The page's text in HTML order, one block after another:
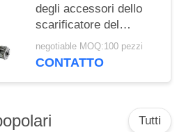
degli accessori dello
scarificatore del
pavimento dei
correggiati
negotiable MOQ:100 pezzi
CONTATTO
Tutti